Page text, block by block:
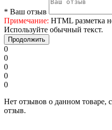
* Ваш отзыв
Примечание: HTML разметка
Используйте обычный текст.
Продолжить
0
0
0
0
0
Нет отзывов о данном товаре,
отзыв.